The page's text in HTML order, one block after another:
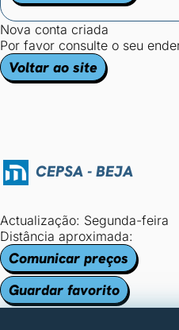
Nova conta criada
Por favor consulte o seu
Voltar ao site
CEPSA - BEJA
Actualização: Segunda-feira
Distância aproximada:
Comunicar preços
Guardar favorito